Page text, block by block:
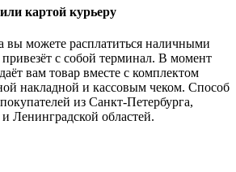
картой курьеру
вы можете расплатиться наличными
с собой терминал. В момент
вам товар вместе с комплектом
накладной и кассовым чеком. Способ
из Санкт-Петербурга,
Ленинградской областей.